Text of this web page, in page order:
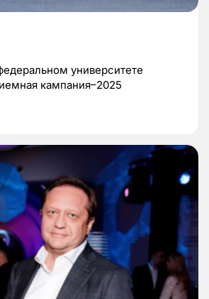
университете
кампания–2025